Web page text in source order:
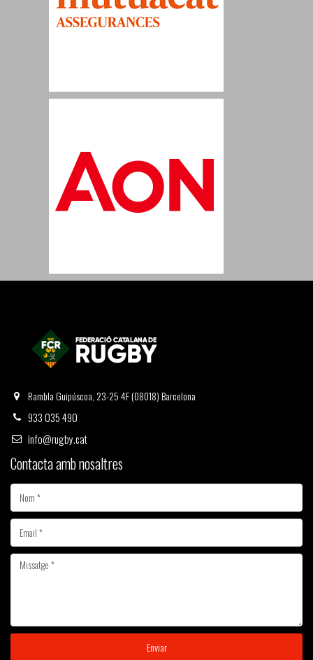
Rambla Guipúscoa, 23-25 4F (08018) Barcelona
933 035 490
info@rugby.cat
Contacta amb nosaltres
Enviar